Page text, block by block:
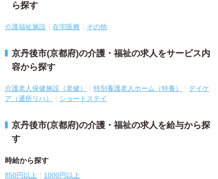
ら探す
介護福祉施設 在宅医療 その他
京丹後市(京都府)の介護・福祉の求人をサービス内
容から探す
介護老人保健施設（老健） 特別養護老人ホーム（特養）
デイケ
ア（通所リハ）
ショートステイ
京丹後市(京都府)の介護・福祉の求人を給与から探
す
時給から探す
850円以上 1000円以上